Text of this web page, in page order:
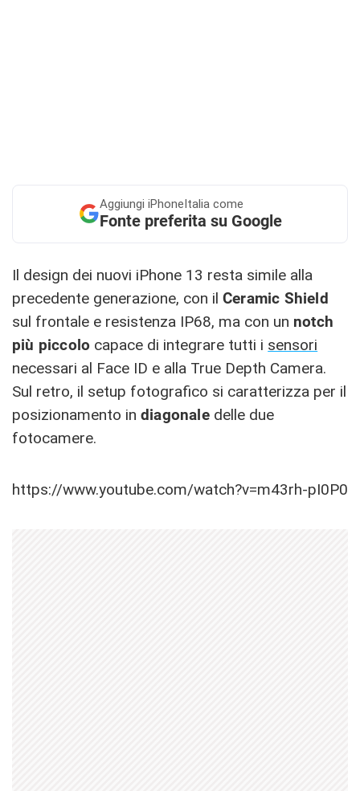
Aggiungi iPhoneItalia come
Fonte preferita su Google
Il design dei nuovi iPhone 13 resta simile alla
precedente generazione, con il Ceramic Shield
sul frontale e resistenza IP68, ma con un notch
più piccolo capace di integrare tutti i sensori
necessari al Face ID e alla True Depth Camera.
Sul retro, il setup fotografico si caratterizza per il
posizionamento in diagonaledelle due
fotocamere.
https://www.youtube.com/watch?v=m43rh-pI0P0